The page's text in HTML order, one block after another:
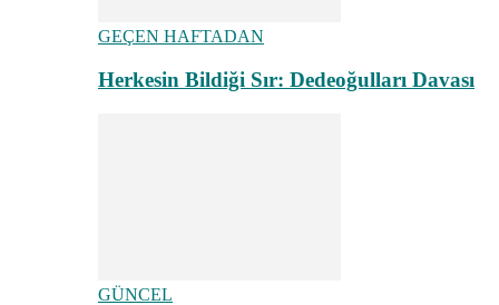
GEÇEN HAFTADAN
Herkesin Bildiği Sır: Dedeoğulları Davası
GÜNCEL